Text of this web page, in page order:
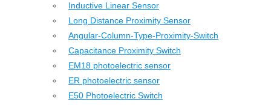
Inductive Linear Sensor
Long Distance Proximity Sensor
Angular-Column-Type-Proximity-Switch
Capacitance Proximity Switch
EM18 photoelectric sensor
ER photoelectric sensor
E50 Photoelectric Switch